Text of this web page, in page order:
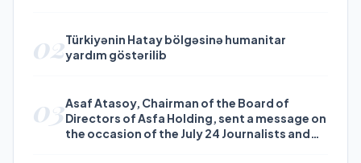
02Türkiyənin Hatay bölgəsinə humanitar
yardım göstərilib
03Asaf Atasoy, Chairman of the Board of
Directors of Asfa Holding, sent a message on
the occasion of the July 24 Journalists and